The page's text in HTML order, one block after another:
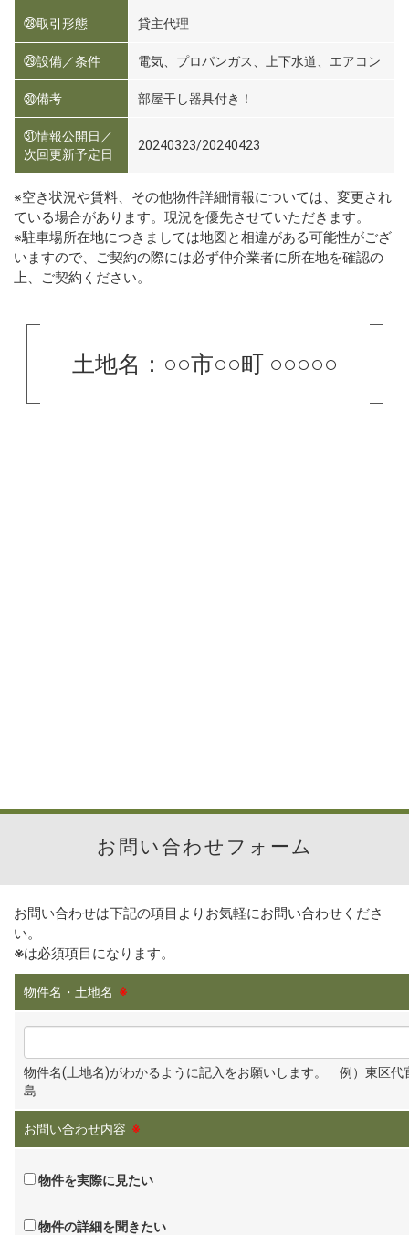
㉘取引形態 貸主代理
㉙設備／条件 電気、プロパンガス、上下水道、エアコン
㉚備考 部屋干し器具付き！
㉛情報公開日／
次回更新予定日
20240323/20240423
※空き状況や賃料、その他物件詳細情報については、変更され
ている場合があります。現況を優先させていただきます。
※駐車場所在地につきましては地図と相違がある可能性がござ
いますので、ご契約の際には必ず仲介業者に所在地を確認の
上、ご契約ください。
土地名：○○市○○町 ○○○○○
お問い合わせフォーム
お問い合わせは下記の項目よりお気軽にお問い合わせくださ
い。
※は必須項目になります。
物件名・土地名 ※
物件名(土地名)がわかるように記入をお願いします。 例）東区代
島
お問い合わせ内容 ※
物件を実際に見たい
物件の詳細を聞きたい